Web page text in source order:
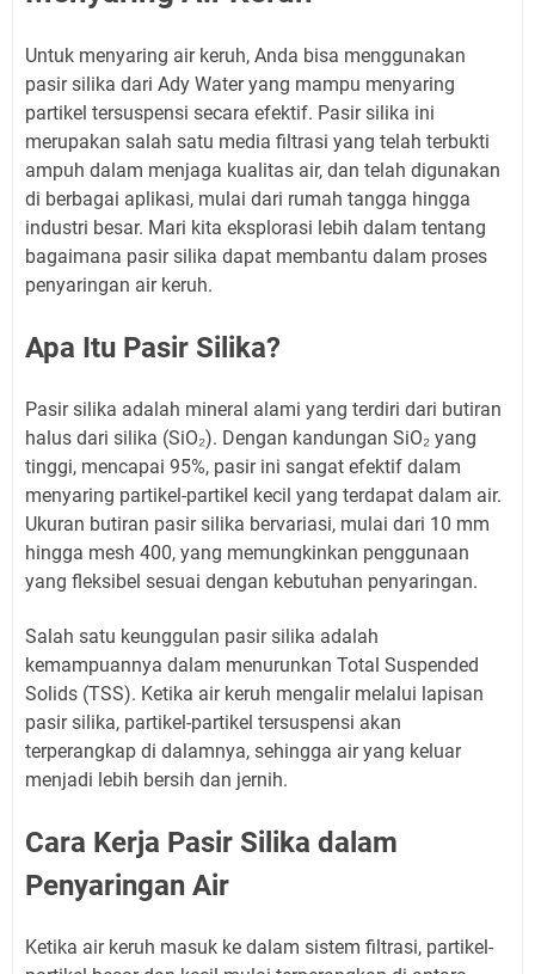
Untuk menyaring air keruh, Anda bisa menggunakan
pasir silika dari Ady Water yang mampu menyaring
partikel tersuspensi secara efektif. Pasir silika ini
merupakan salah satu media filtrasi yang telah terbukti
ampuh dalam menjaga kualitas air, dan telah digunakan
di berbagai aplikasi, mulai dari rumah tangga hingga
industri besar. Mari kita eksplorasi lebih dalam tentang
bagaimana pasir silika dapat membantu dalam proses
penyaringan air keruh.
Apa Itu Pasir Silika?
Pasir silika adalah mineral alami yang terdiri dari butiran
halus dari silika (SiO₂). Dengan kandungan SiO₂ yang
tinggi, mencapai 95%, pasir ini sangat efektif dalam
menyaring partikel-partikel kecil yang terdapat dalam air.
Ukuran butiran pasir silika bervariasi, mulai dari 10 mm
hingga mesh 400, yang memungkinkan penggunaan
yang fleksibel sesuai dengan kebutuhan penyaringan.
Salah satu keunggulan pasir silika adalah
kemampuannya dalam menurunkan Total Suspended
Solids (TSS). Ketika air keruh mengalir melalui lapisan
pasir silika, partikel-partikel tersuspensi akan
terperangkap di dalamnya, sehingga air yang keluar
menjadi lebih bersih dan jernih.
Cara Kerja Pasir Silika dalam
Penyaringan Air
Ketika air keruh masuk ke dalam sistem filtrasi, partikel-